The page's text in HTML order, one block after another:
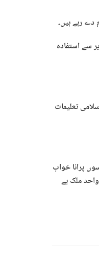
دے رہے ہیں۔
سے استفادہ
تعلیمات
پرانا خواب
واحد ملک ہے